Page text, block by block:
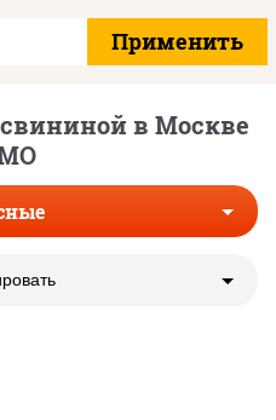
в Москве